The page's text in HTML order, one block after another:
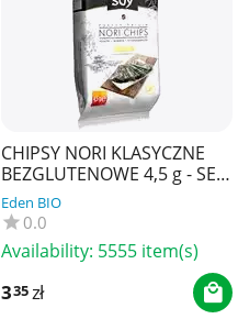
CHIPSY NORI KLASYCZNE
BEZGLUTENOWE 4,5 g - SEN
SOY
Eden BIO
0.0
Availability: 5555 item(s)
335zł